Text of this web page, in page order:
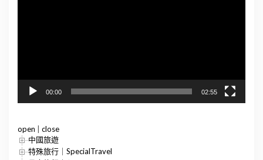
00:00 02:55
open
close
中國旅遊
特殊旅行｜SpecialTravel